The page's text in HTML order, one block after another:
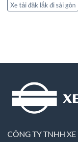
Xe tải đăk lắk đi sài gòn
CÔNG TY TNHH